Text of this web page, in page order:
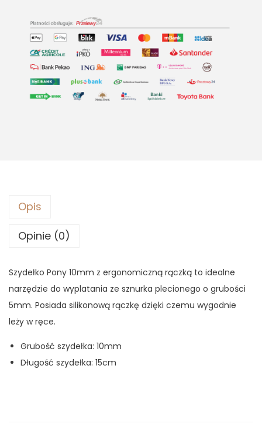
Opis
Opinie (0)
Szydełko Pony 10mm z ergonomiczną rączką to idealne
narzędzie do wyplatania ze sznurka plecionego o grubości
5mm. Posiada silikonową rączkę dzięki czemu wygodnie
leży w ręce.
Grubość szydełka: 10mm
Długość szydełka: 15cm